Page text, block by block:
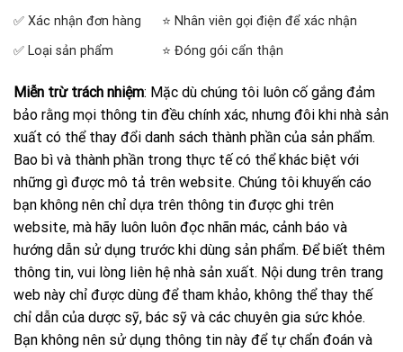
✅ Xác nhận đơn hàng
⭐ Nhân viên gọi điện để xác nhận
✅ Loại sản phẩm
⭐ Đóng gói cẩn thận
Miễn trừ trách nhiệm: Mặc dù chúng tôi luôn cố gắng đảm
bảo rằng mọi thông tin đều chính xác, nhưng đôi khi nhà sản
xuất có thể thay đổi danh sách thành phần của sản phẩm.
Bao bì và thành phần trong thực tế có thể khác biệt với
những gì được mô tả trên website. Chúng tôi khuyến cáo
bạn không nên chỉ dựa trên thông tin được ghi trên
website, mà hãy luôn luôn đọc nhãn mác, cảnh báo và
hướng dẫn sử dụng trước khi dùng sản phẩm. Để biết thêm
thông tin, vui lòng liên hệ nhà sản xuất. Nội dung trên trang
web này chỉ được dùng để tham khảo, không thể thay thế
chỉ dẫn của dược sỹ, bác sỹ và các chuyên gia sức khỏe.
Bạn không nên sử dụng thông tin này để tự chẩn đoán và